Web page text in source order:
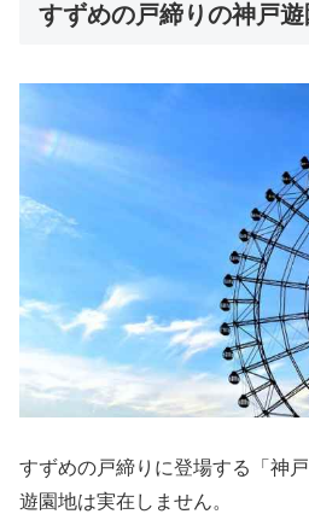
すずめの戸締りの神戸
すずめの戸締りに登場する「神
遊園地は実在しません。